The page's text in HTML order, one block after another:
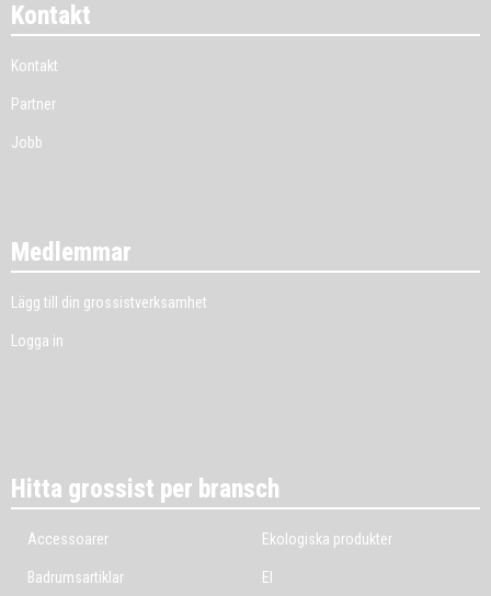
Kontakt
Kontakt
Partner
Jobb
Medlemmar
Lägg till din grossistverksamhet
Logga in
Hitta grossist per bransch
Accessoarer
Badrumsartiklar
Ekologiska produkter
El